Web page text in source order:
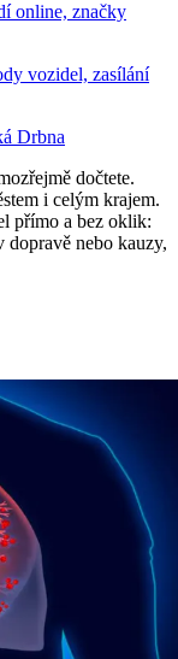
online, značky
vozidel, zasílání
Drbna
dočtete.
i celým krajem.
přímo a bez oklik:
nebo kauzy,